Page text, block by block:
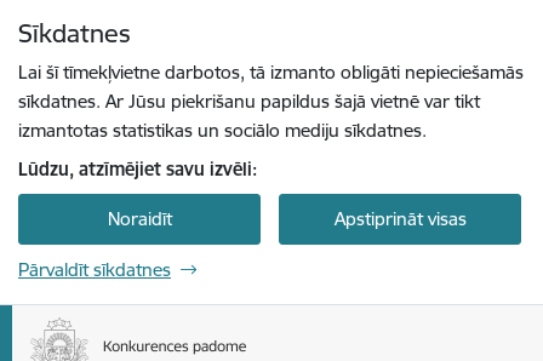
Sīkdatnes
Lai šī tīmekļvietne darbotos, tā izmanto obligāti nepieciešamās
sīkdatnes. Ar Jūsu piekrišanu papildus šajā vietnē var tikt
izmantotas statistikas un sociālo mediju sīkdatnes.
Lūdzu, atzīmējiet savu izvēli:
Noraidīt Apstiprināt visas
Pārvaldīt sīkdatnes